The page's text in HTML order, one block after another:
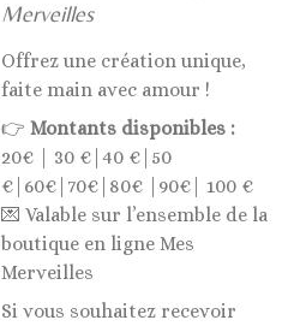
Merveilles
Offrez une création unique,
faite main avec amour !
👉 Montants disponibles :
20€ | 30 €|40 €|50
€|60€|70€|80€ |90€| 100 €
💌 Valable sur l’ensemble de la
boutique en ligne Mes
Merveilles
Si vous souhaitez recevoir